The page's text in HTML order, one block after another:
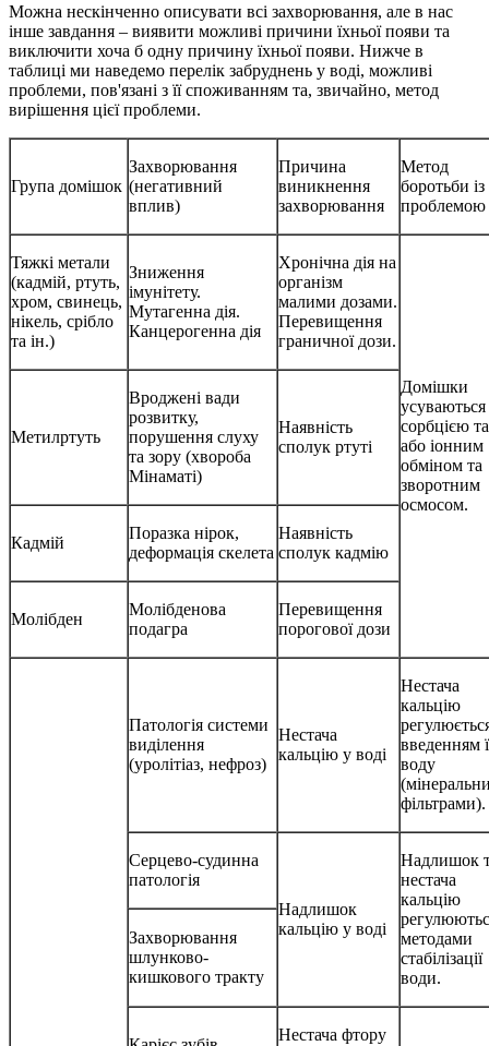
Можна нескінченно описувати всі захворювання, але в нас
інше завдання – виявити можливі причини їхньої появи та
виключити хоча б одну причину їхньої появи. Нижче в
таблиці ми наведемо перелік забруднень у воді, можливі
проблеми, пов'язані з її споживанням та, звичайно, метод
вирішення цієї проблеми.
Група домішок
Захворювання
(негативний
вплив)
Причина
виникнення
захворювання
Метод
боротьби із
проблемою
Тяжкі метали
(кадмій, ртуть,
хром, свинець,
нікель, срібло
та ін.)
Зниження
імунітету.
Мутагенна дія.
Канцерогенна дія
Хронічна дія на
організм
малими дозами.
Перевищення
граничної дози.
Домішки
усуваються
сорбцією
або іонним
обміном та
зворотним
осмосом.
Метилртуть
Вроджені вади
розвитку,
порушення слуху
та зору (хвороба
Мінаматі)
Наявність
сполук ртуті
Кадмій
Поразка нірок,
деформація скелета
Наявність
сполук кадмію
Молібден
Молібденова
подагра
Перевищення
порогової дози
Патологія системи
виділення
(уролітіаз, нефроз)
Нестача
кальцію у воді
Нестача
кальцію
введенням
воду
фільтрами).
Серцево-судинна
патологія
Надлишок
кальцію у воді
Надлишок
нестача
кальцію
методами
стабілізації
води.
Захворювання
шлунково-
кишкового тракту
Нестача фтору